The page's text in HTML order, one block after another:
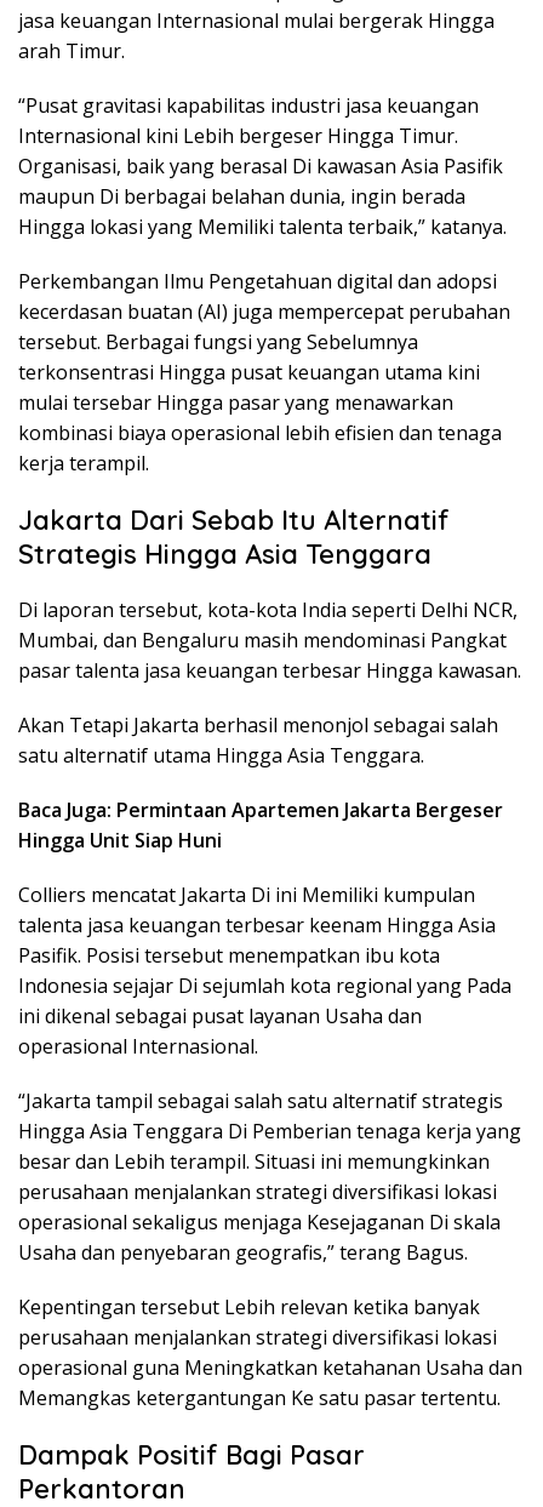
jasa keuangan Internasional mulai bergerak Hingga
arah Timur.
“Pusat gravitasi kapabilitas industri jasa keuangan
Internasional kini Lebih bergeser Hingga Timur.
Organisasi, baik yang berasal Di kawasan Asia Pasifik
maupun Di berbagai belahan dunia, ingin berada
Hingga lokasi yang Memiliki talenta terbaik,” katanya.
Perkembangan Ilmu Pengetahuan digital dan adopsi
kecerdasan buatan (AI) juga mempercepat perubahan
tersebut. Berbagai fungsi yang Sebelumnya
terkonsentrasi Hingga pusat keuangan utama kini
mulai tersebar Hingga pasar yang menawarkan
kombinasi biaya operasional lebih efisien dan tenaga
kerja terampil.
Jakarta Dari Sebab Itu Alternatif
Strategis Hingga Asia Tenggara
Di laporan tersebut, kota-kota India seperti Delhi NCR,
Mumbai, dan Bengaluru masih mendominasi Pangkat
pasar talenta jasa keuangan terbesar Hingga kawasan.
Akan Tetapi Jakarta berhasil menonjol sebagai salah
satu alternatif utama Hingga Asia Tenggara.
Baca Juga: Permintaan Apartemen Jakarta Bergeser
Hingga Unit Siap Huni
Colliers mencatat Jakarta Di ini Memiliki kumpulan
talenta jasa keuangan terbesar keenam Hingga Asia
Pasifik. Posisi tersebut menempatkan ibu kota
Indonesia sejajar Di sejumlah kota regional yang Pada
ini dikenal sebagai pusat layanan Usaha dan
operasional Internasional.
“Jakarta tampil sebagai salah satu alternatif strategis
Hingga Asia Tenggara Di Pemberian tenaga kerja yang
besar dan Lebih terampil. Situasi ini memungkinkan
perusahaan menjalankan strategi diversifikasi lokasi
operasional sekaligus menjaga Kesejaganan Di skala
Usaha dan penyebaran geografis,” terang Bagus.
Kepentingan tersebut Lebih relevan ketika banyak
perusahaan menjalankan strategi diversifikasi lokasi
operasional guna Meningkatkan ketahanan Usaha dan
Memangkas ketergantungan Ke satu pasar tertentu.
Dampak Positif Bagi Pasar
Perkantoran